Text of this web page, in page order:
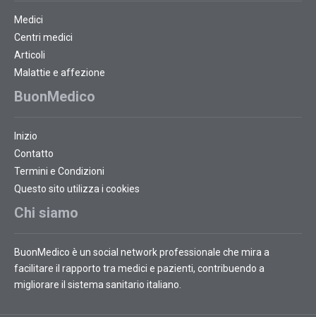
Medici
Centri medici
Articoli
Malattie e affezione
BuonMedico
Inizio
Contatto
Termini e Condizioni
Questo sito utilizza i cookies
Chi siamo
BuonMedico è un social network professionale che mira a
facilitare il rapporto tra medici e pazienti, contribuendo a
migliorare il sistema sanitario italiano.